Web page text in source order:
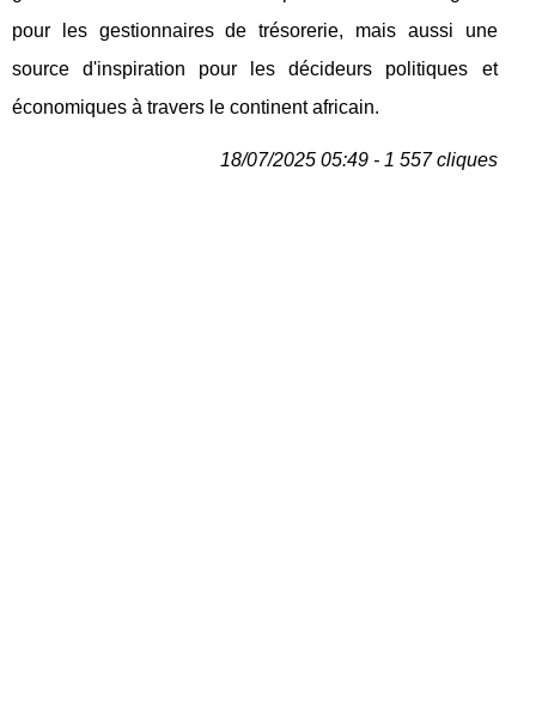
pour les gestionnaires de trésorerie, mais aussi une
source d'inspiration pour les décideurs politiques et
économiques à travers le continent africain.
18/07/2025 05:49 - 1 557 cliques